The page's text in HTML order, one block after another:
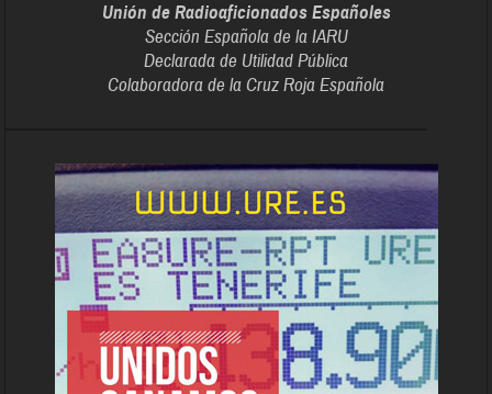
Unión de Radioaficionados Españoles
Sección Española de la IARU
Declarada de Utilidad Pública
Colaboradora de la Cruz Roja Española